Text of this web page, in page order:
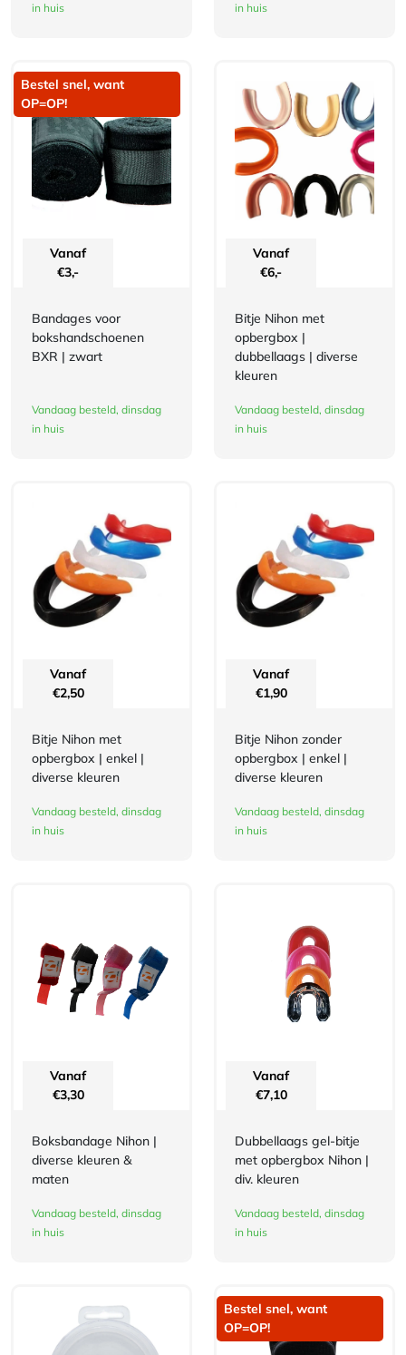
in huis
in huis
Bestel snel, want
OP=OP!
Vanaf
€3,-
Bandages voor
bokshandschoenen
BXR | zwart
Vandaag besteld, dinsdag
in huis
Vanaf
€6,-
Bitje Nihon met
opbergbox |
dubbellaags | diverse
kleuren
Vandaag besteld, dinsdag
in huis
Vanaf
€2,50
Bitje Nihon met
opbergbox | enkel |
diverse kleuren
Vandaag besteld, dinsdag
in huis
Vanaf
€1,90
Bitje Nihon zonder
opbergbox | enkel |
diverse kleuren
Vandaag besteld, dinsdag
in huis
Vanaf
€3,30
Boksbandage Nihon |
diverse kleuren &
maten
Vandaag besteld, dinsdag
in huis
Vanaf
€7,10
Dubbellaags gel-bitje
met opbergbox Nihon |
div. kleuren
Vandaag besteld, dinsdag
in huis
Bestel snel, want
OP=OP!